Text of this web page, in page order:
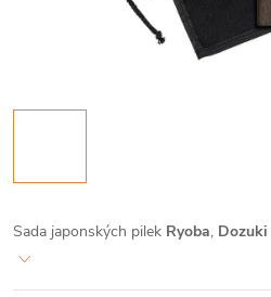
Sada japonských pilek Ryoba, Dozuki